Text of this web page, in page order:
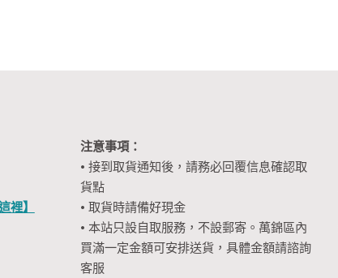
裡】
注意事項：
• 接到取貨通知後，請務必回覆信息確認取
貨點
• 取貨時請備好現金
• 本站只設自取服務，不設郵寄。萬錦區內
買滿一定金額可安排送貨，具體金額請諮詢
客服